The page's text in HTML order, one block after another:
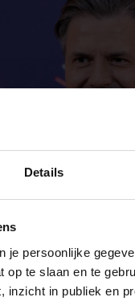
Details
je persoonlijke
op te slaan en te
inzicht in publiek en
PERIODE: